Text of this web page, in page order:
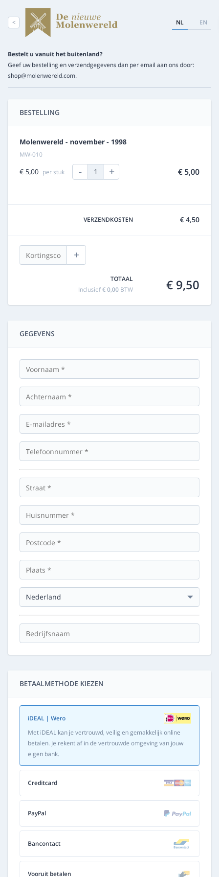
< NL EN
Bestelt u vanuit het buitenland?
Geef uw bestelling en verzendgegevens dan per email aan ons door:
shop@molenwereld.com.
BESTELLING
Molenwereld - november - 1998
MW-010
€ 5,00 per stuk - 1 + € 5,00
VERZENDKOSTEN € 4,50
+
TOTAAL
Inclusief€ 0,00 BTW € 9,50
GEGEVENS
BETAALMETHODE KIEZEN
iDEAL | Wero
Met iDEAL kan je vertrouwd, veilig en gemakkelijk online
betalen. Je rekent af in de vertrouwde omgeving van jouw
eigen bank.
Creditcard
PayPal
Bancontact
Vooruit betalen